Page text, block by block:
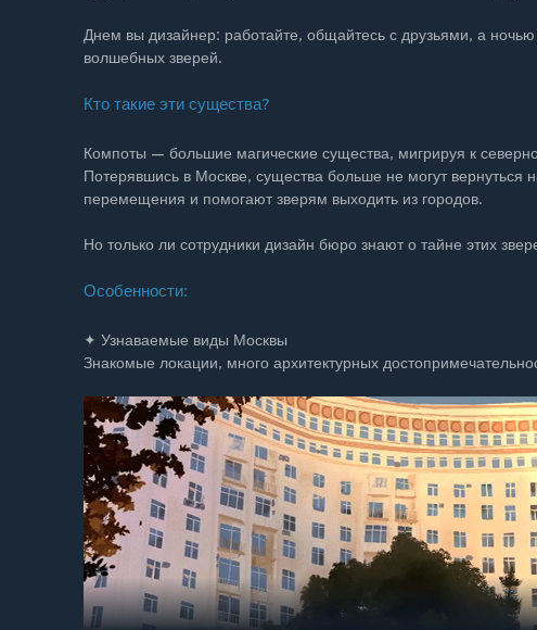
Днем вы дизайнер: работайте, общайтесь с друзьями, а
волшебных зверей.
Кто такие эти существа?
Компоты — большие магические существа, мигрируя к
Потерявшись в Москве, существа больше не могут
перемещения и помогают зверям выходить из городов.
Но только ли сотрудники дизайн бюро знают о тайне этих
Особенности:
✦ Узнаваемые виды Москвы
Знакомые локации, много архитектурных